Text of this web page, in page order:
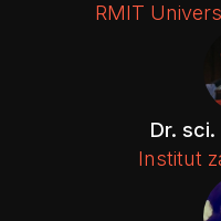
RMIT
Dr. sci.
Institut